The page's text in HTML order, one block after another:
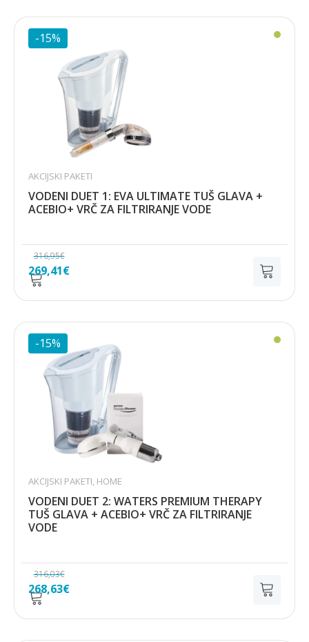
-15%
316,95€
Izvorna
cijena
bila
je:
316,95€.
269,41€Trenutna
je:
269,41€.
AKCIJSKI PAKETI
VODENI DUET 1: EVA ULTIMATE TUŠ GLAVA +
ACEBIO+ VRČ ZA FILTRIRANJE VODE
-15%
316,03€
Izvorna
cijena
bila
268,63€Trenutna
je:
AKCIJSKI PAKETI, HOME
VODENI DUET 2: WATERS PREMIUM THERAPY
TUŠ GLAVA + ACEBIO+ VRČ ZA FILTRIRANJE
VODE